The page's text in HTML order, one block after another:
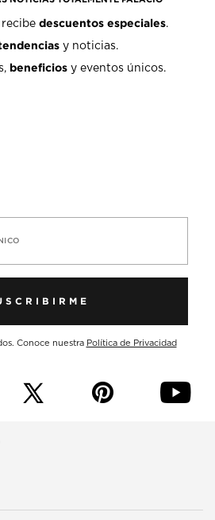
recibedescuentos especiales.
y noticias.
beneficios y eventos únicos.
Conoce nuestra Política de Privacidad
p y